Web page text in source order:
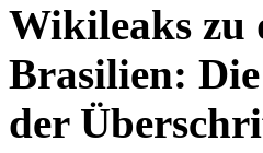
Wikileaks zu
Brasilien:
der